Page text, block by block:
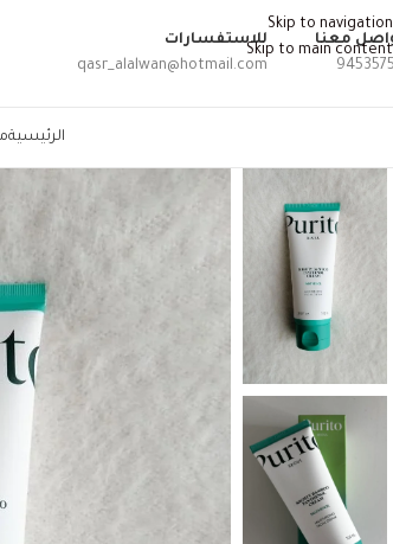
Skip to navigation
Skip to main content
معنا
للاستفسارات
qasr_alalwan@hotmail.com
الرئيسية